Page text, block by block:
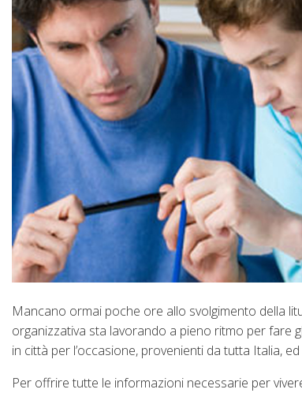
Mancano ormai poche ore allo svolgimento della
organizzativa sta lavorando a pieno ritmo per fare
in città per l’occasione, provenienti da tutta Italia,
Per offrire tutte le informazioni necessarie per